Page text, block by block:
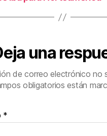
una
de correo electrónico no
obligatorios están
*